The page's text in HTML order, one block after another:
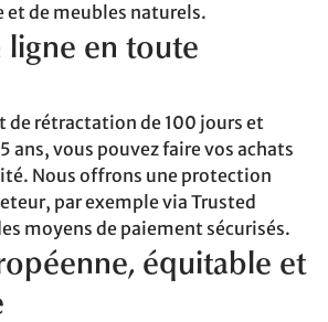
de meubles naturels.
ligne en toute
de rétractation de 100 jours et
ans, vous pouvez faire vos achats
Nous offrons une protection
par exemple via Trusted
moyens de paiement sécurisés.
équitable et